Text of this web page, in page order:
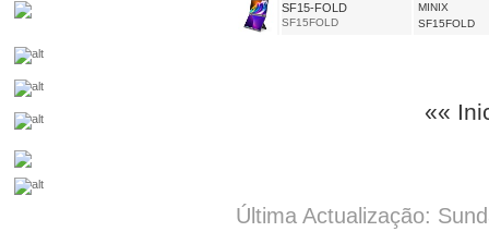
SF15-FOLD
SF15FOLD
MINIX
SF15FOLD
««
Última Actualização: